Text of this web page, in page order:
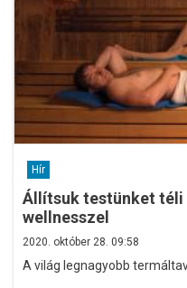
Hír
Állítsuk testünket téli
wellnesszel
2020. október 28. 09:58
A világ legnagyobb